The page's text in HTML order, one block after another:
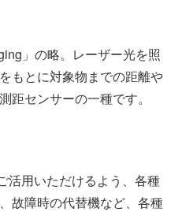
」の略。レーザー光を照
もとに対象物までの距離や
距センサーの一種です。
活用いただけるよう、各種
故障時の代替機など、各種